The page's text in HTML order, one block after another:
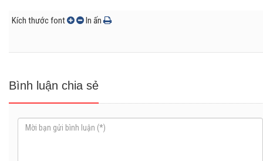
Kích thước font In ấn
Bình luận chia sẻ